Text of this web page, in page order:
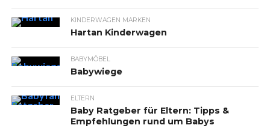
KINDERWAGEN MARKEN
Hartan Kinderwagen
BABYMÖBEL
Babywiege
ELTERN
Baby Ratgeber für Eltern: Tipps &
Empfehlungen rund um Babys